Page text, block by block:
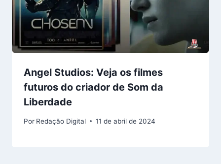
Angel Studios: Veja os filmes
futuros do criador de Som da
Liberdade
Por Redação Digital 11 de abril de 2024